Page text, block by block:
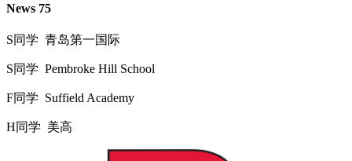
News 75
S同学 青岛第一国际
S同学 Pembroke Hill School
F同学 Suffield Academy
H同学 美高